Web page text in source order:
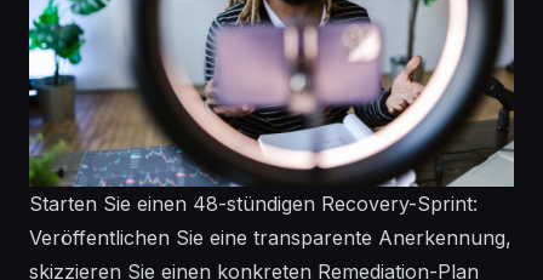
Starten Sie einen 48-stündigen Recovery-Sprint:
Veröffentlichen Sie eine transparente Anerkennung,
skizzieren Sie einen konkreten Remediation-Plan